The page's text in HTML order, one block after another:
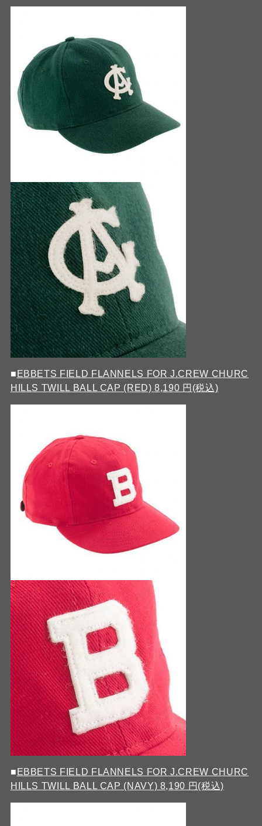
■ EBBETS FIELD FLANNELS FOR J.CREW CHURC
HILLS TWILL BALL CAP (RED) 8,190 円(税込)
■ EBBETS FIELD FLANNELS FOR J.CREW CHURC
HILLS TWILL BALL CAP (NAVY) 8,190 円(税込)